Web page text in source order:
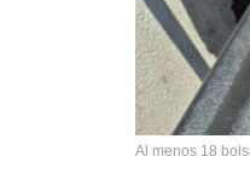
Al menos 18